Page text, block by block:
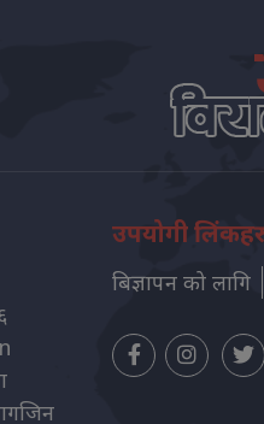
उपयोगी लिंकहरु
बिज्ञापन को लागि